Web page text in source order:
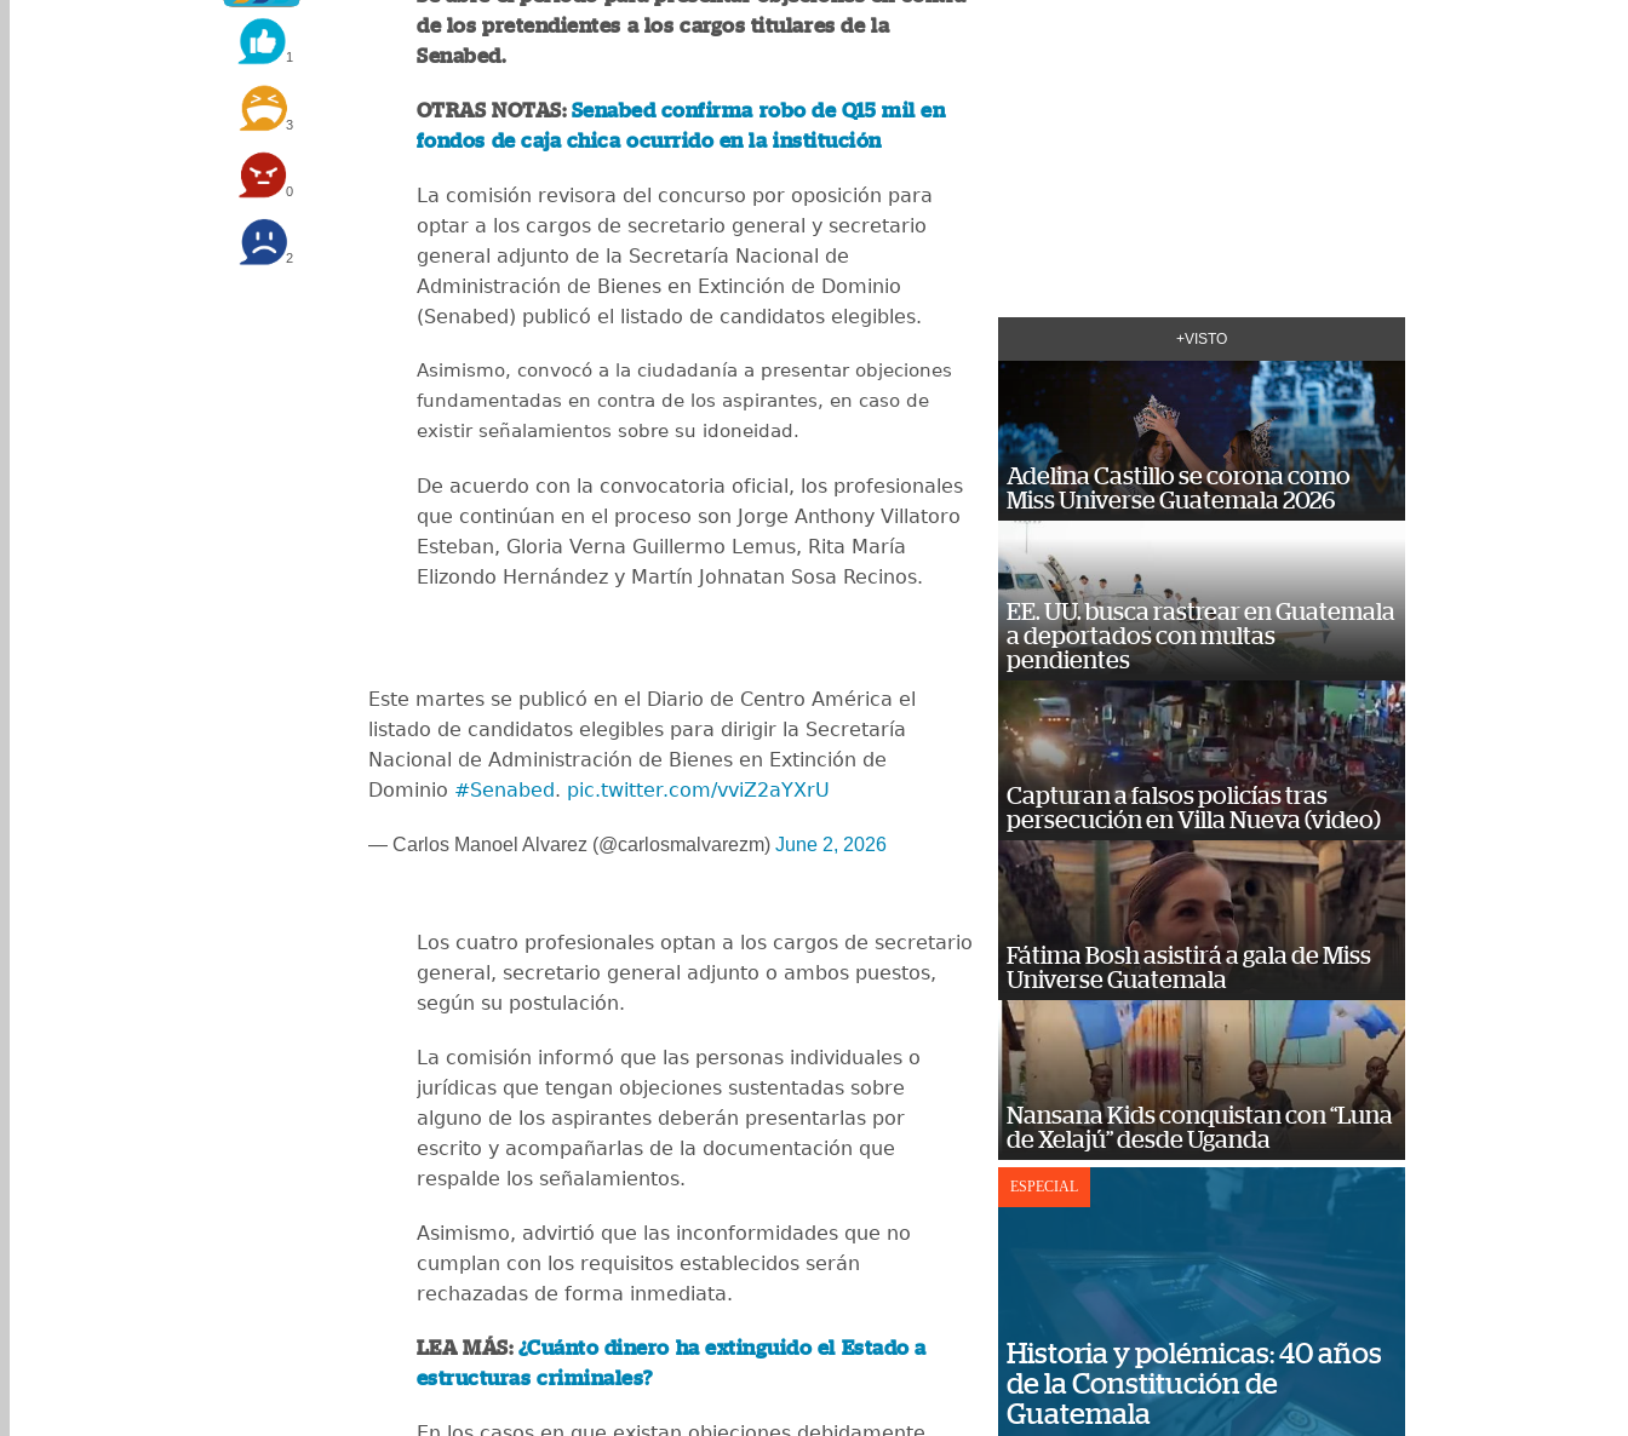
1
3
0
2
de los pretendientes a los cargos titulares de la
Senabed.
OTRAS NOTAS:Senabed confirma robo de Q15 mil en
fondos de caja chica ocurrido en la institución
La comisión revisora del concurso por oposición para
optar a los cargos de secretario general y secretario
general adjunto de la Secretaría Nacional de
Administración de Bienes en Extinción de Dominio
(Senabed) publicó el listado de candidatos elegibles.
Asimismo, convocó a la ciudadanía a presentar objeciones
fundamentadas en contra de los aspirantes, en caso de
existir señalamientos sobre su idoneidad.
De acuerdo con la convocatoria oficial, los profesionales
que continúan en el proceso son Jorge Anthony Villatoro
Esteban, Gloria Verna Guillermo Lemus, Rita María
Elizondo Hernández y Martín Johnatan Sosa Recinos.
Este martes se publicó en el Diario de Centro América el
listado de candidatos elegibles para dirigir la Secretaría
Nacional de Administración de Bienes en Extinción de
Dominio #Senabed. pic.twitter.com/vviZ2aYXrU
— Carlos Manoel Alvarez (@carlosmalvarezm) June 2, 2026
Los cuatro profesionales optan a los cargos de secretario
general, secretario general adjunto o ambos puestos,
según su postulación.
La comisión informó que las personas individuales o
jurídicas que tengan objeciones sustentadas sobre
alguno de los aspirantes deberán presentarlas por
escrito y acompañarlas de la documentación que
respalde los señalamientos.
Asimismo, advirtió que las inconformidades que no
cumplan con los requisitos establecidos serán
rechazadas de forma inmediata.
LEA MÁS: ¿Cuánto dinero ha extinguido el Estado a
estructuras criminales?
+VISTO
Adelina Castillo se corona como
Miss Universe Guatemala 2026
EE. UU. busca rastrear en Guatemala
a deportados con multas
pendientes
Capturan a falsos policías tras
persecución en Villa Nueva (video)
Fátima Bosh asistirá a gala de Miss
Universe Guatemala
Nansana Kids conquistan con “Luna
de Xelajú” desde Uganda
ESPECIAL
Historia y polémicas: 40 años
de la Constitución de
Guatemala